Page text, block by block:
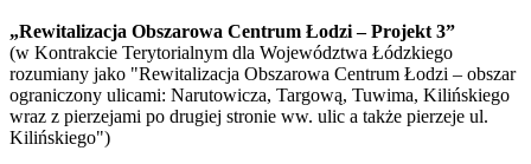
„Rewitalizacja Obszarowa Centrum Łodzi – Projekt 3”
(w Kontrakcie Terytorialnym dla Województwa Łódzkiego
rozumiany jako "Rewitalizacja Obszarowa Centrum Łodzi – obszar
ograniczony ulicami: Narutowicza, Targową, Tuwima, Kilińskiego
wraz z pierzejami po drugiej stronie ww. ulic a także pierzeje ul.
Kilińskiego")